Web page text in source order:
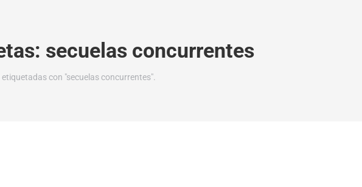
secuelas concurrentes
con "secuelas concurrentes".